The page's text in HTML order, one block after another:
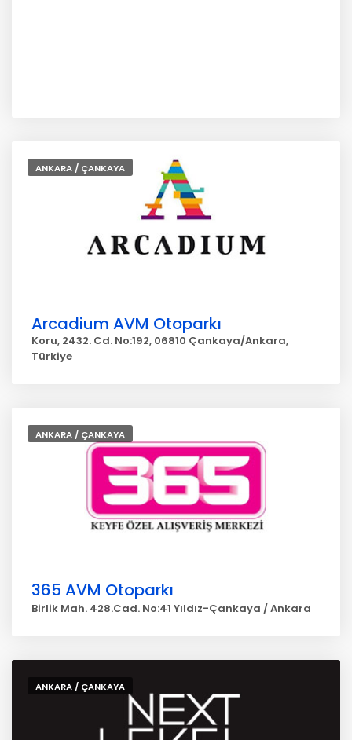
ANKARA / ÇANKAYA
Arcadium AVM Otoparkı
Koru, 2432. Cd. No:192, 06810 Çankaya/Ankara,
Türkiye
ANKARA / ÇANKAYA
365 AVM Otoparkı
Birlik Mah. 428.Cad. No:41 Yıldız-Çankaya / Ankara
ANKARA / ÇANKAYA